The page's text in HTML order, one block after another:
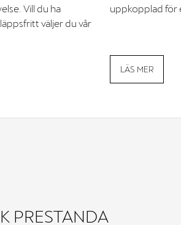
Vill du ha
väljer du vår
uppkopplad för
LÄS MER
PRESTANDA